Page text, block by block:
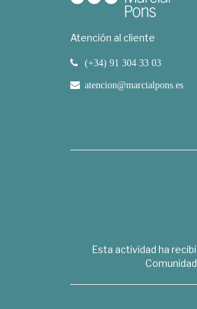
Atención al cliente
(+34) 91 304 33 03
atencion@marcialpons.es
Esta actividad ha